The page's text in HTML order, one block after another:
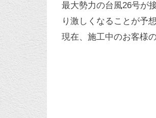
最大勢力の台風26号が
り激しくなることが予
現在、施工中のお客様